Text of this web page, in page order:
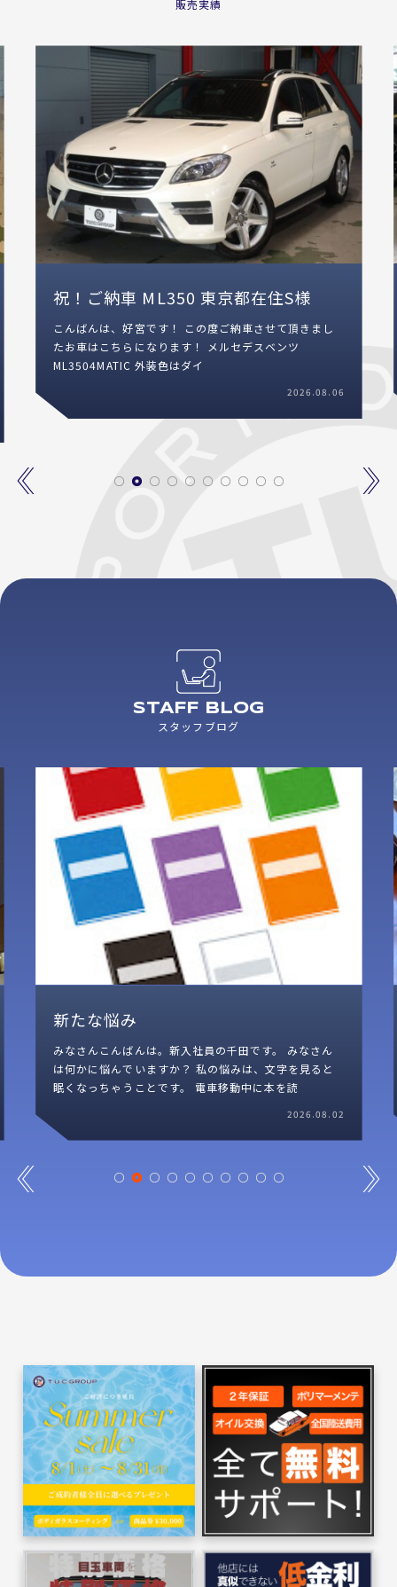
販売実績
ご納車 ML350 東京都在住S様
好宮です！ この度ご納車させて頂きまし
こちらになります！ メルセデスベンツ
ML3504MATIC 外装色はダイ
スタッフブログ
STAFF BLOG
2026.08.02
新たな悩み
みなさんこんばんは。新入社員の千田です。 みなさん
は何かに悩んでいますか？ 私の悩みは、文字を見ると
眠くなっちゃうことです。 電車移動中に本を読